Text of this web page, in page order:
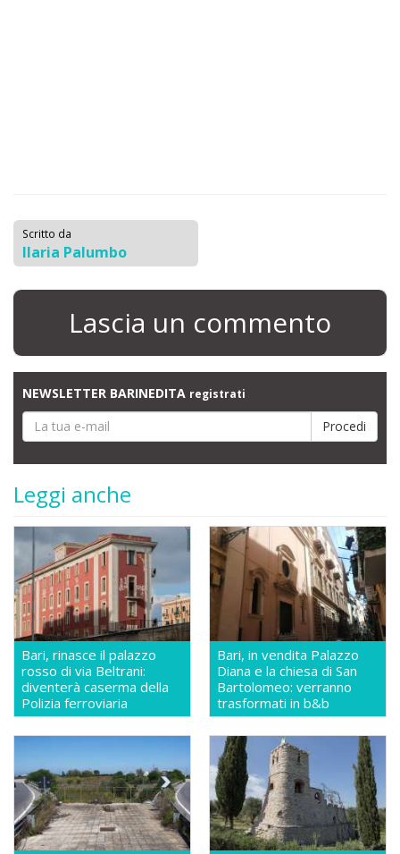
Scritto da
Ilaria Palumbo
Lascia un commento
NEWSLETTER BARINEDITA registrati
Leggi anche
Bari, rinasce il palazzo
rosso di via Beltrani:
diventerà caserma della
Polizia ferroviaria
Bari, in vendita Palazzo
Diana e la chiesa di San
Bartolomeo: verranno
trasformati in b&b